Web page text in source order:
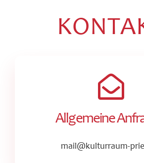
Allgemeine
mail@kulturraum-